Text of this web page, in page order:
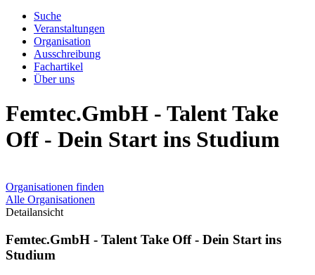
Suche
Veranstaltungen
Organisation
Ausschreibung
Fachartikel
Über uns
Femtec.GmbH - Talent Take
Off - Dein Start ins Studium
Organisationen finden
Alle Organisationen
Detailansicht
Femtec.GmbH - Talent Take Off - Dein Start ins
Studium